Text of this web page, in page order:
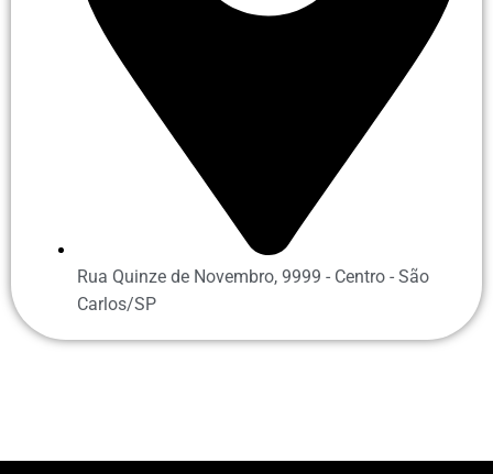
Rua Quinze de Novembro, 9999 - Centro - São
Carlos/SP